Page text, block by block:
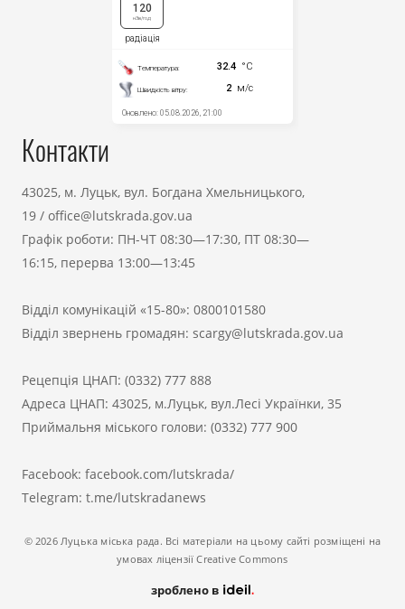
Контакти
43025, м. Луцьк, вул. Богдана Хмельницького,
19 / office@lutskrada.gov.ua
Графік роботи: ПН-ЧТ 08:30—17:30, ПТ 08:30—
16:15, перерва 13:00—13:45
Відділ комунікацій «15-80»: 0800101580
Відділ звернень громадян: scargy@lutskrada.gov.ua
Рецепція ЦНАП: (0332) 777 888
Адреса ЦНАП: 43025, м.Луцьк, вул.Лесі Українки, 35
Приймальня міського голови: (0332) 777 900
Facebook: facebook.com/lutskrada/
Telegram: t.me/lutskradanews
© 2026 Луцька міська рада. Всі матеріали на цьому сайті розміщені на
умовах ліцензії Creative Commons
зроблено в